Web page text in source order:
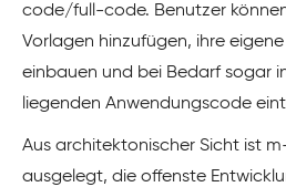
code/full-code. Benutzer
Vorlagen hinzufügen, ihre
einbauen und bei Bedarf sogar
liegenden Anwendungscode
Aus architektonischer Sicht ist
ausgelegt, die offenste